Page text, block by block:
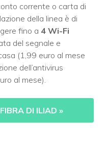
corrente o carta di
della linea è di
fino a 4 Wi-Fi
del segnale e
(1,99 euro al mese
dell’antivirus
al mese).
DI ILIAD »